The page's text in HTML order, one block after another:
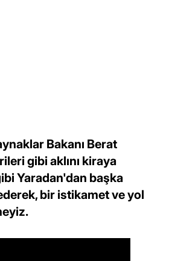
Bakanı Berat
gibi aklını kiraya
Yaradan'dan başka
bir istikamet ve yol